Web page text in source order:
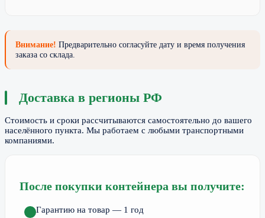
Внимание! Предварительно согласуйте дату и время получения
заказа со склада.
Доставка в регионы РФ
Стоимость и сроки рассчитываются самостоятельно до вашего
населённого пункта. Мы работаем с любыми транспортными
компаниями.
После покупки контейнера вы получите:
Гарантию на товар — 1 год